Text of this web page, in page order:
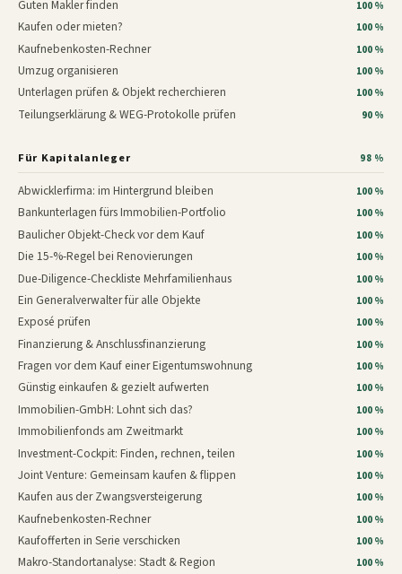
Guten Makler finden 100 %
Kaufen oder mieten? 100 %
Kaufnebenkosten-Rechner 100 %
Umzug organisieren 100 %
Unterlagen prüfen & Objekt recherchieren 100 %
Teilungserklärung & WEG-Protokolle prüfen 90 %
Für Kapitalanleger 98 %
Abwicklerfirma: im Hintergrund bleiben 100 %
Bankunterlagen fürs Immobilien-Portfolio 100 %
Baulicher Objekt-Check vor dem Kauf 100 %
Die 15-%-Regel bei Renovierungen 100 %
Due-Diligence-Checkliste Mehrfamilienhaus 100 %
Ein Generalverwalter für alle Objekte 100 %
Exposé prüfen 100 %
Finanzierung & Anschlussfinanzierung 100 %
Fragen vor dem Kauf einer Eigentumswohnung 100 %
Günstig einkaufen & gezielt aufwerten 100 %
Immobilien-GmbH: Lohnt sich das? 100 %
Immobilienfonds am Zweitmarkt 100 %
Investment-Cockpit: Finden, rechnen, teilen 100 %
Joint Venture: Gemeinsam kaufen & flippen 100 %
Kaufen aus der Zwangsversteigerung 100 %
Kaufnebenkosten-Rechner 100 %
Kaufofferten in Serie verschicken 100 %
Makro-Standortanalyse: Stadt & Region 100 %